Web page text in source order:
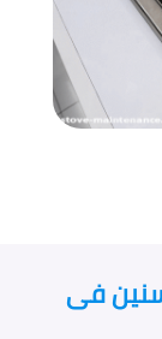
سنين فى